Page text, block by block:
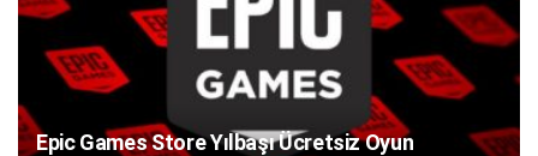
Epic Games Store Yılbaşı Ücretsiz Oyun